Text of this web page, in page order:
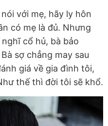
với mẹ, hãy ly hôn
có mẹ là đủ. Nhưng
cổ hủ, bà bảo
sợ chẳng may sau
giá về gia đình tôi,
thế thì đời tôi sẽ khổ.